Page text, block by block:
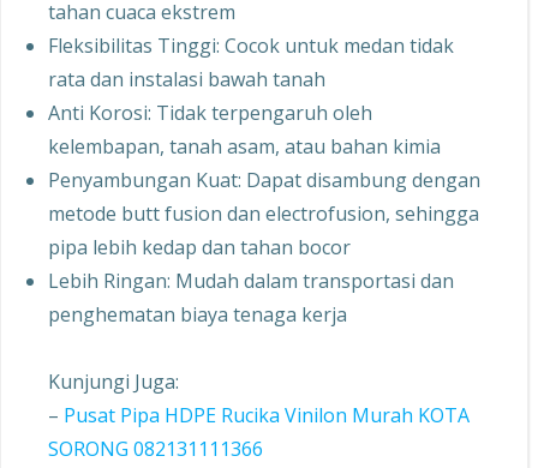
tahan cuaca ekstrem
Fleksibilitas Tinggi: Cocok untuk medan tidak
rata dan instalasi bawah tanah
Anti Korosi: Tidak terpengaruh oleh
kelembapan, tanah asam, atau bahan kimia
Penyambungan Kuat: Dapat disambung dengan
metode butt fusion dan electrofusion, sehingga
pipa lebih kedap dan tahan bocor
Lebih Ringan: Mudah dalam transportasi dan
penghematan biaya tenaga kerja
Kunjungi Juga:
– Pusat Pipa HDPE Rucika Vinilon Murah KOTA
SORONG 082131111366